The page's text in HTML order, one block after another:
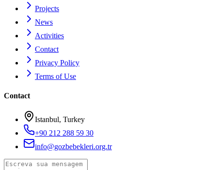
Projects
News
Activities
Contact
Privacy Policy
Terms of Use
Contact
Istanbul, Turkey
+90 212 288 59 30
info@gozbebekleri.org.tr